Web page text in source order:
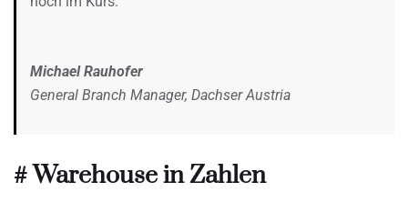
Michael Rauhofer
General Branch Manager, Dachser Austria
# Warehouse in Zahlen